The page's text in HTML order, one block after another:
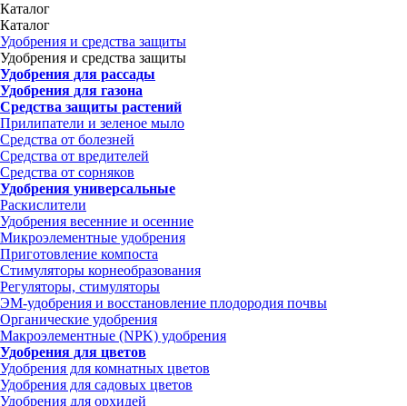
Каталог
Каталог
Удобрения и средства защиты
Удобрения и средства защиты
Удобрения для рассады
Удобрения для газона
Средства защиты растений
Прилипатели и зеленое мыло
Средства от болезней
Средства от вредителей
Средства от сорняков
Удобрения универсальные
Раскислители
Удобрения весенние и осенние
Микроэлементные удобрения
Приготовление компоста
Стимуляторы корнеобразования
Регуляторы, стимуляторы
ЭМ-удобрения и восстановление плодородия почвы
Органические удобрения
Макроэлементные (NPK) удобрения
Удобрения для цветов
Удобрения для комнатных цветов
Удобрения для садовых цветов
Удобрения для орхидей